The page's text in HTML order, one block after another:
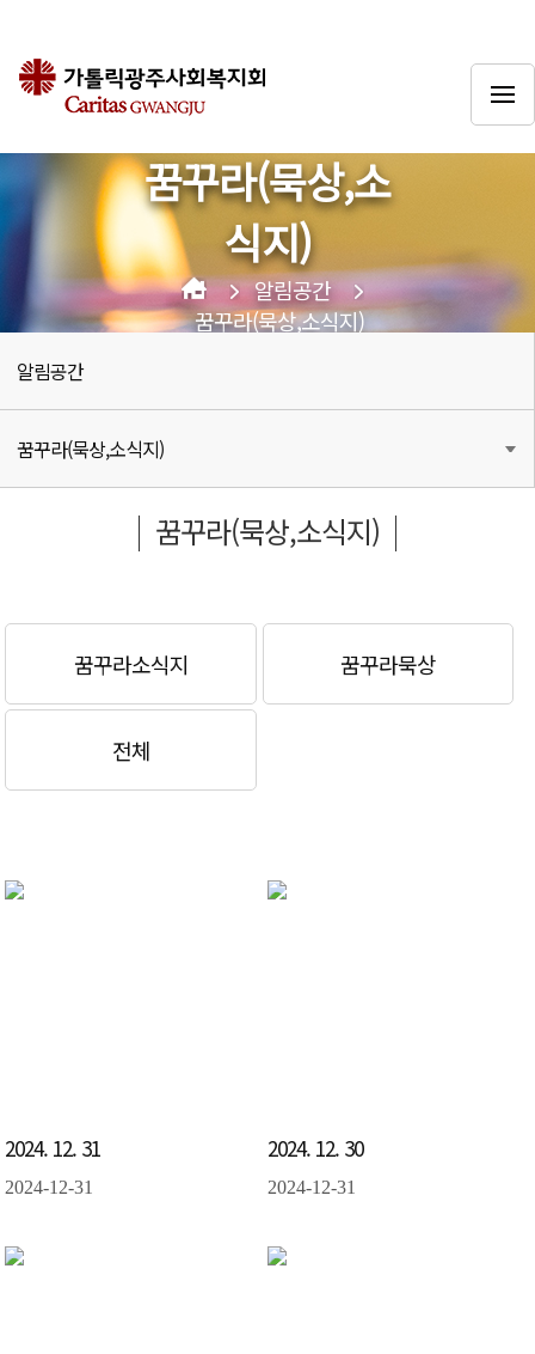
꿈꾸라(묵상,소
식지)
알림공간
꿈꾸라(묵상,소식지)
알림공간
꿈꾸라(묵상,소식지)
꿈꾸라(묵상,소식지)
꿈꾸라소식지 꿈꾸라묵상
전체
2024. 12. 31
2024-12-31
2024. 12. 30
2024-12-31